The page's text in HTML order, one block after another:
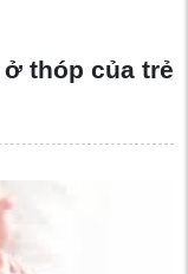
thóp của trẻ